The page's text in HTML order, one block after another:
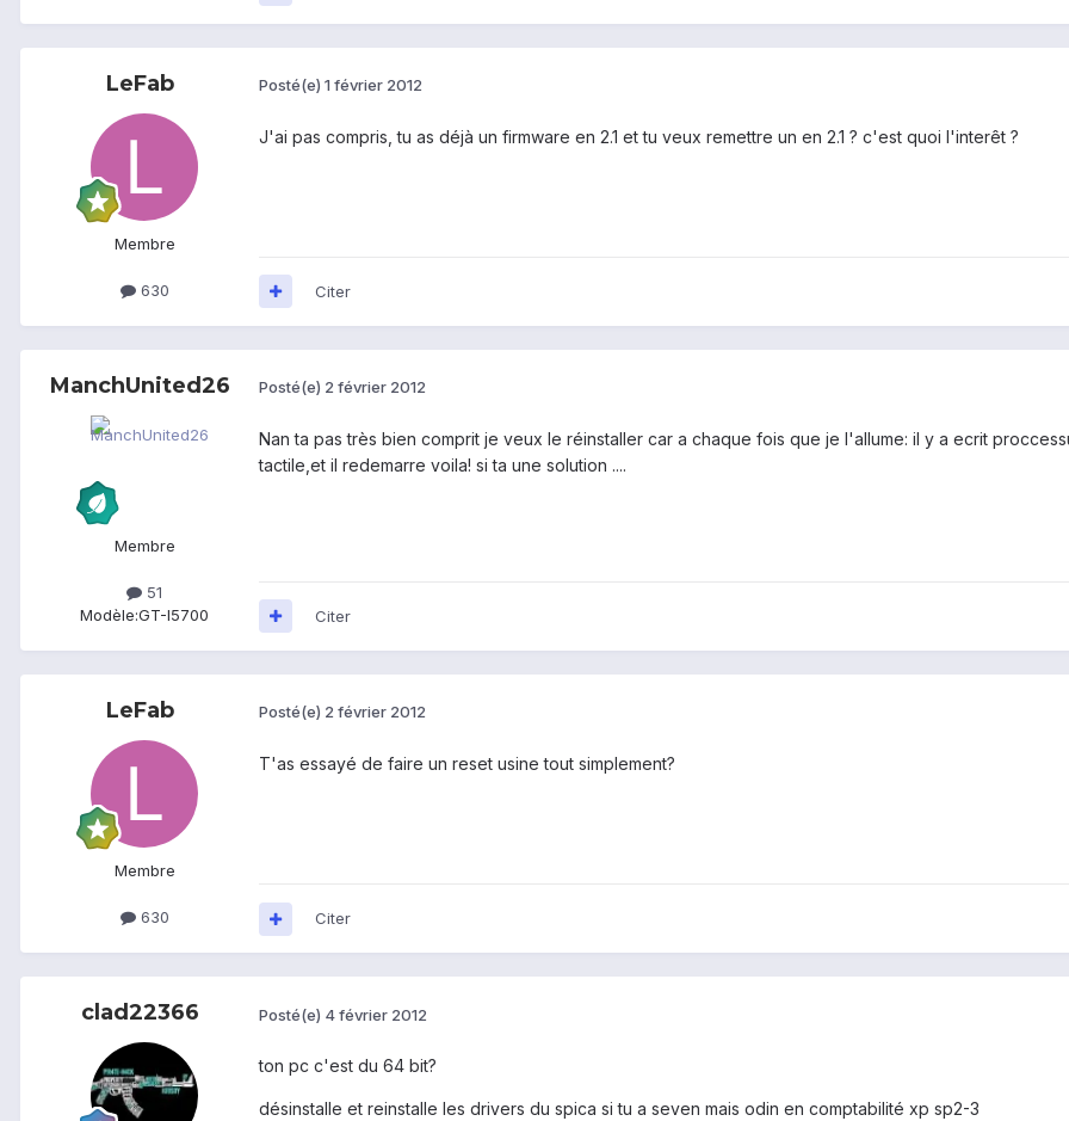
LeFab
Membre
630
Posté(e) 1 février 2012
J'ai pas compris, tu as déjà un firmware en 2.1 et tu veux remettre un en 2.1 ? c'est quoi l'interêt ?
Citer
ManchUnited26
Membre
51
Modèle:GT-I5700
Posté(e) 2 février 2012
Nan ta pas très bien comprit je veux le réinstaller car a chaque fois que je l'allume: il y a ecrit
tactile,et il redemarre voila! si ta une solution ....
Citer
LeFab
Membre
630
Posté(e) 2 février 2012
T'as essayé de faire un reset usine tout simplement?
Citer
clad22366 Posté(e) 4 février 2012
ton pc c'est du 64 bit?
désinstalle et reinstalle les drivers du spica si tu a seven mais odin en comptabilité xp sp2-3